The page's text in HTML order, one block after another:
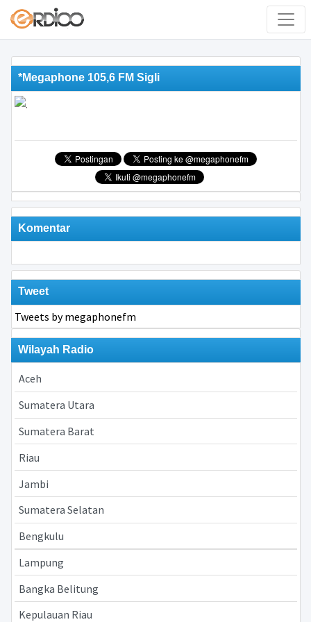
*Megaphone 105,6 FM Sigli
Komentar
Tweet
Tweets by megaphonefm
Wilayah Radio
Aceh
Sumatera Utara
Sumatera Barat
Riau
Jambi
Sumatera Selatan
Bengkulu
Lampung
Bangka Belitung
Kepulauan Riau